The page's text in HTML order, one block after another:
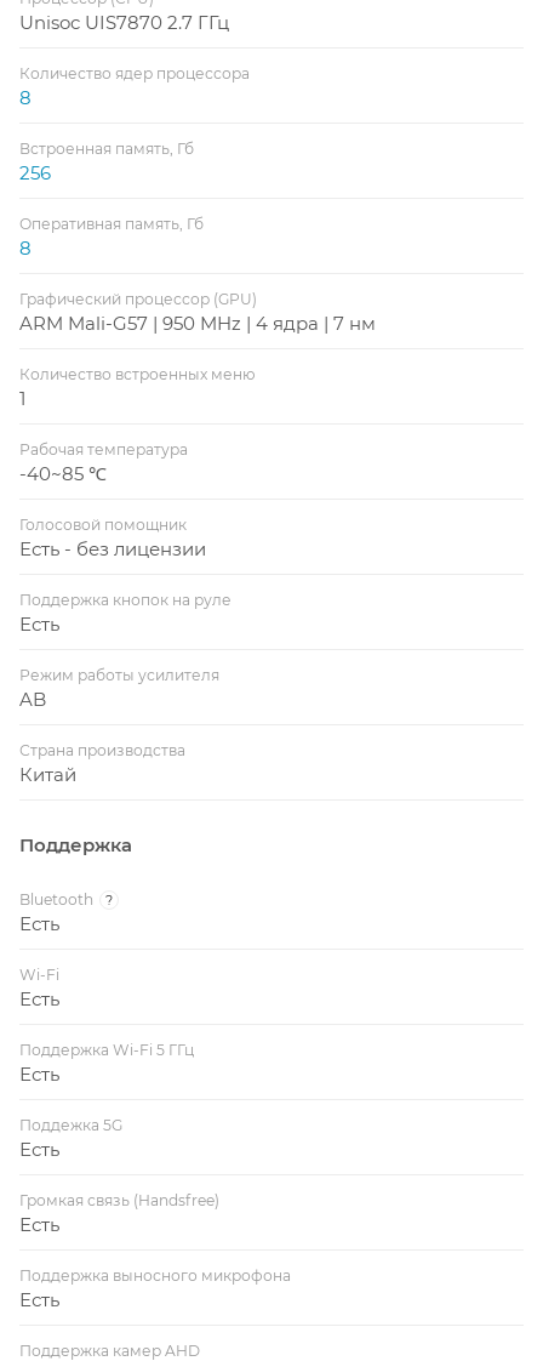
Unisoc UIS7870 2.7 ГГц
Количество ядер процессора
8
Встроенная память, Гб
256
Оперативная память, Гб
8
Графический процессор (GPU)
ARM Mali-G57 | 950 MHz | 4 ядра | 7 нм
Количество встроенных меню
1
Рабочая температура
-40~85 ℃
Голосовой помощник
Есть - без лицензии
Поддержка кнопок на руле
Есть
Режим работы усилителя
AB
Страна производства
Китай
Поддержка
Bluetooth ?
Есть
Wi-Fi
Есть
Поддержка Wi-Fi 5 ГГц
Есть
Поддежка 5G
Есть
Громкая связь (Handsfree)
Есть
Поддержка выносного микрофона
Есть
Поддержка камер AHD